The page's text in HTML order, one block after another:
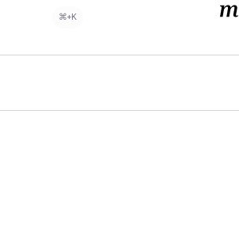
⌘+K